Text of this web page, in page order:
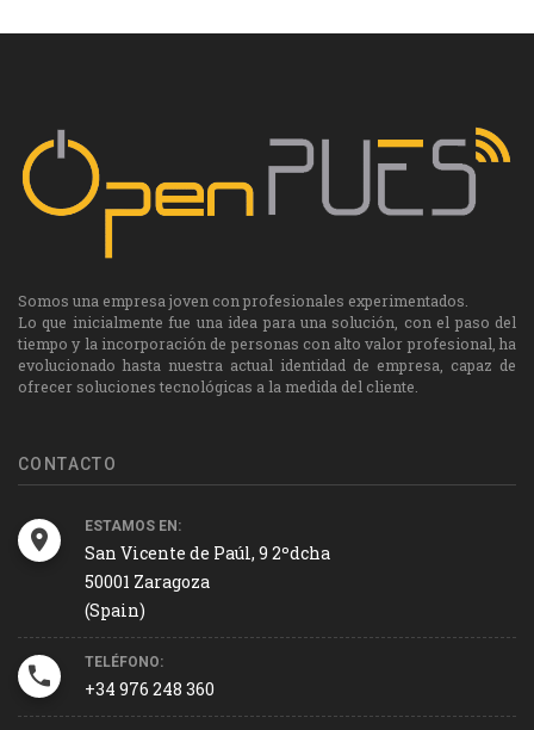
Somos una empresa joven con profesionales experimentados.
Lo que inicialmente fue una idea para una solución, con el paso del
tiempo y la incorporación de personas con alto valor profesional, ha
evolucionado hasta nuestra actual identidad de empresa, capaz de
ofrecer soluciones tecnológicas a la medida del cliente.
CONTACTO
ESTAMOS EN:
San Vicente de Paúl, 9 2ºdcha
50001 Zaragoza
(Spain)
TELÉFONO:
+34 976 248 360